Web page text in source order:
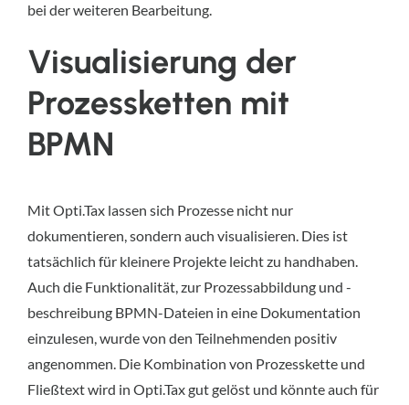
bei der weiteren Bearbeitung.
Visualisierung der
Prozessketten mit
BPMN
Mit Opti.Tax lassen sich Prozesse nicht nur
dokumentieren, sondern auch visualisieren. Dies ist
tatsächlich für kleinere Projekte leicht zu handhaben.
Auch die Funktionalität, zur Prozessabbildung und -
beschreibung BPMN-Dateien in eine Dokumentation
einzulesen, wurde von den Teilnehmenden positiv
angenommen. Die Kombination von Prozesskette und
Fließtext wird in Opti.Tax gut gelöst und könnte auch für